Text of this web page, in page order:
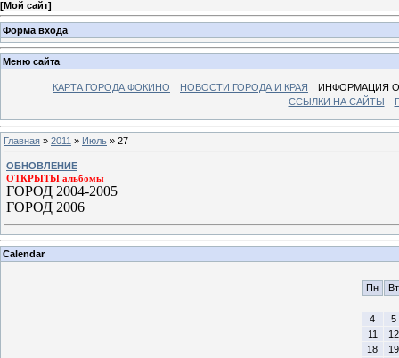
[Мой сайт]
Форма входа
Меню сайта
КАРТА ГОРОДА ФОКИНО НОВОСТИ ГОРОДА И КРАЯ
ИНФОРМАЦИЯ
ССЫЛКИ НА САЙТЫ
Главная » 2011 » Июль » 27
ОБНОВЛЕНИЕ
ОТКРЫТЫ альбомы
ГОРОД 2004-2005
ГОРОД 2006
Calendar
Пн Вт
4
5
11
12
18
19